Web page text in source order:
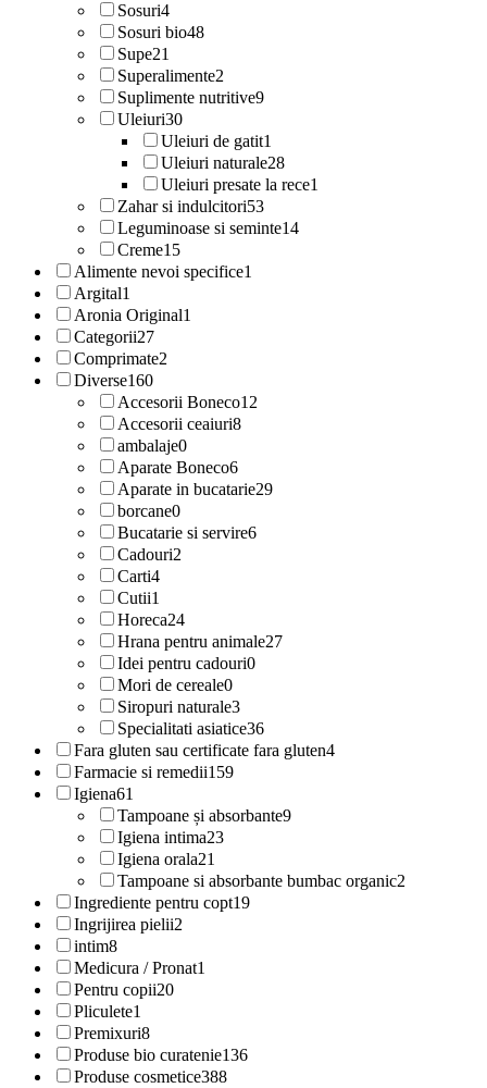
Sosuri4
Sosuri bio48
Supe21
Superalimente2
Suplimente nutritive9
Uleiuri30
Uleiuri de gatit1
Uleiuri naturale28
Uleiuri presate la rece1
Zahar si indulcitori53
Leguminoase si seminte14
Creme15
Alimente nevoi specifice1
Argital1
Aronia Original1
Categorii27
Comprimate2
Diverse160
Accesorii Boneco12
Accesorii ceaiuri8
ambalaje0
Aparate Boneco6
Aparate in bucatarie29
borcane0
Bucatarie si servire6
Cadouri2
Carti4
Cutii1
Horeca24
Hrana pentru animale27
Idei pentru cadouri0
Mori de cereale0
Siropuri naturale3
Specialitati asiatice36
Fara gluten sau certificate fara gluten4
Farmacie si remedii159
Igiena61
Tampoane și absorbante9
Igiena intima23
Igiena orala21
Tampoane si absorbante bumbac organic2
Ingrediente pentru copt19
Ingrijirea pielii2
intim8
Medicura / Pronat1
Pentru copii20
Pliculete1
Premixuri8
Produse bio curatenie136
Produse cosmetice388